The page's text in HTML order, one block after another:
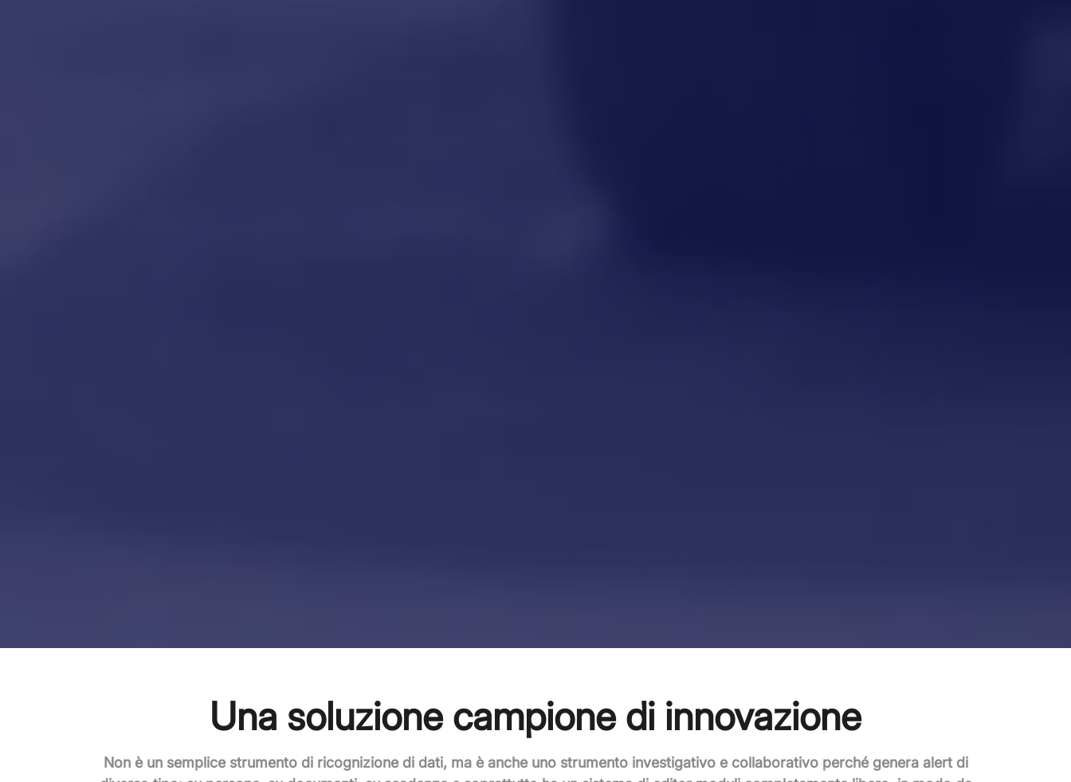
Una soluzione campione di innovazione
Non è un semplice strumento di ricognizione di dati, ma è anche uno strumento investigativo e collaborativoperché genera alert di